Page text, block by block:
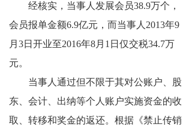
经核实，当事人发展会员38.9万个，
会员报单金额6.9亿元，而当事人2013年9
月3日开业至2016年8月1日仅交税34.7万
元。
当事人通过但不限于其对公账户、股
东、会计、出纳等个人账户实施资金的收
取、转移和奖金的返还。根据《禁止传销